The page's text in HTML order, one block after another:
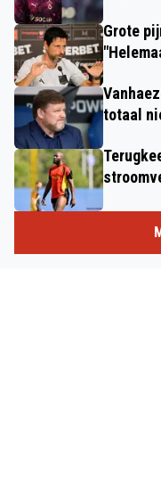
Grote
totaal